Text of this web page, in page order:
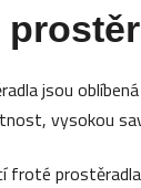
jsou
vysokou
froté